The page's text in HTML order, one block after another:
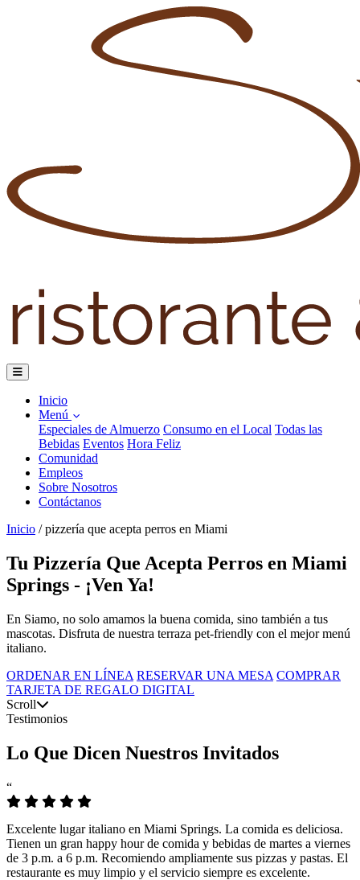
Inicio
Menú
Especiales de Almuerzo Consumo en el Local Todas las
Bebidas Eventos Hora Feliz
Comunidad
Empleos
Sobre Nosotros
Contáctanos
Inicio / pizzería que acepta perros en Miami
Tu Pizzería Que Acepta Perros en Miami
Springs - ¡Ven Ya!
En Siamo, no solo amamos la buena comida, sino también a tus
mascotas. Disfruta de nuestra terraza pet-friendly con el mejor menú
italiano.
ORDENAR EN LÍNEA RESERVAR UNA MESA COMPRAR
TARJETA DE REGALO DIGITAL
Scroll
Testimonios
Lo Que Dicen Nuestros Invitados
“
Excelente lugar italiano en Miami Springs. La comida es deliciosa.
Tienen un gran happy hour de comida y bebidas de martes a viernes
de 3 p.m. a 6 p.m. Recomiendo ampliamente sus pizzas y pastas. El
restaurante es muy limpio y el servicio siempre es excelente.